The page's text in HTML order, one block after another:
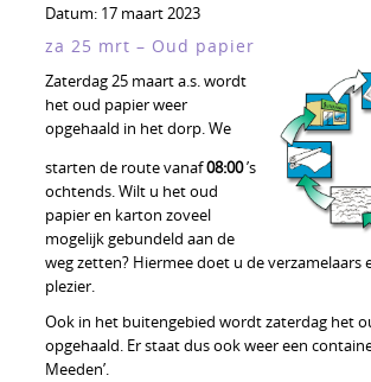
Datum: 17 maart 2023
za 25 mrt – Oud papier
Zaterdag 25 maart a.s. wordt
het oud papier weer
opgehaald in het dorp. We
starten de route vanaf08:00’s
ochtends. Wilt u het oud
papier en karton zoveel
mogelijk gebundeld aan de
weg zetten? Hiermee doet u de verzamelaars
plezier.
Ook in het buitengebied wordt zaterdag het
opgehaald. Er staat dus ook weer een
Meeden’.